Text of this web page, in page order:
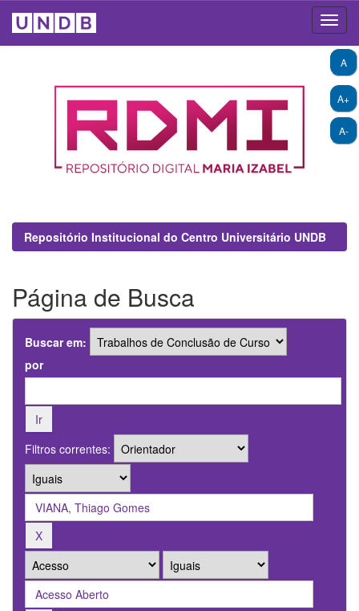
A+
A-
A
Repositório Institucional do Centro Universitário UNDB
Página de Busca
Buscar em:
por
Filtros correntes: